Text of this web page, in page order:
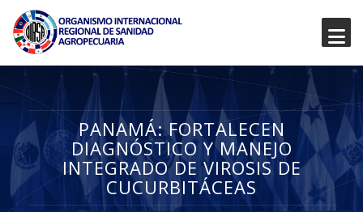
PANAMÁ: FORTALECEN
DIAGNÓSTICO Y MANEJO
INTEGRADO DE VIROSIS DE
CUCURBITÁCEAS